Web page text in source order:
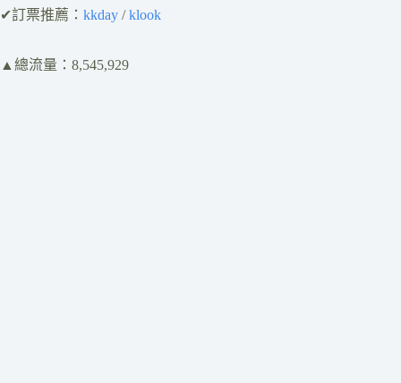
✔訂票推薦： kkday /klook
▲總流量：8,545,929